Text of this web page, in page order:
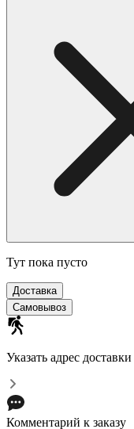
Тут пока пусто
Доставка
Самовывоз
Указать адрес доставки
Комментарий к заказу